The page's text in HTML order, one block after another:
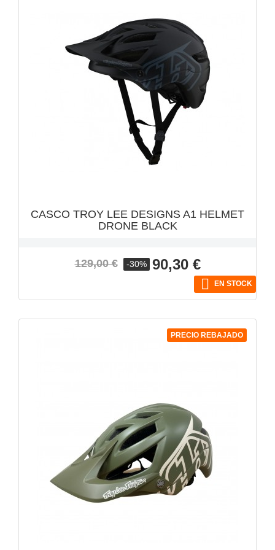
CASCO TROY LEE DESIGNS A1 HELMET
DRONE BLACK
Precio
129,00 € -30% Precio
90,30 €
 EN STOCK
PRECIO REBAJADO
VISTA RÁPIDA
VISTA RÁPIDA